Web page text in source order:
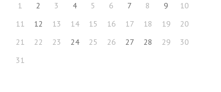
1 2 3 4 5 6 7 8 9
10
11
12 13 14 15 16 17 18 19
20
21
22 23 24 25 26 27 28 29
30
31